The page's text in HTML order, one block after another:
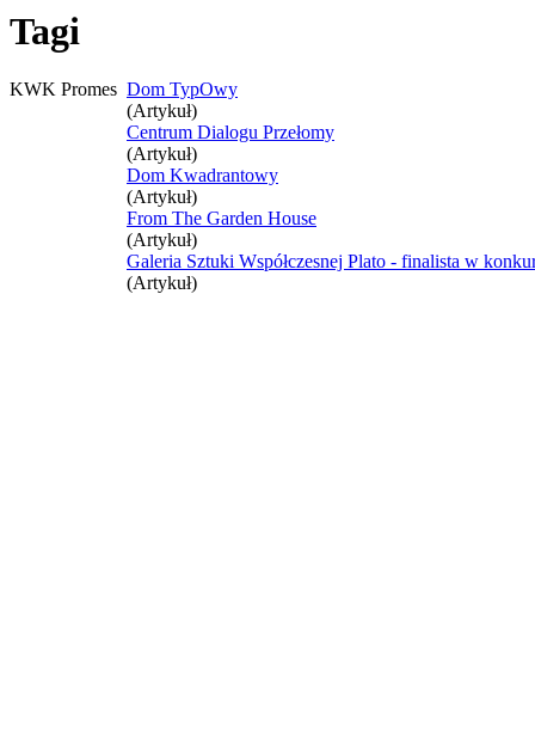
Tagi
KWK Promes Dom TypOwy
(Artykuł)
Centrum Dialogu Przełomy
(Artykuł)
Dom Kwadrantowy
(Artykuł)
From The Garden House
(Artykuł)
Galeria Sztuki Współczesnej Plato - finalista w
(Artykuł)